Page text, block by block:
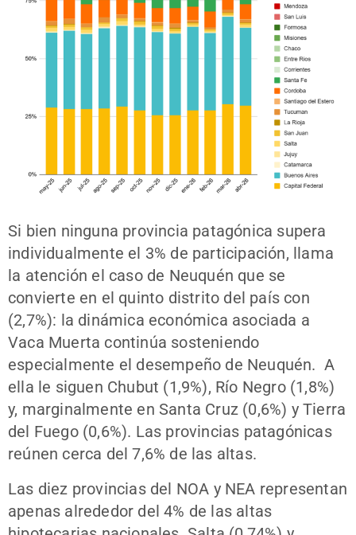
Si bien ninguna provincia patagónica supera
individualmente el 3% de participación, llama
la atención el caso de Neuquén que se
convierte en el quinto distrito del país con
(2,7%): la dinámica económica asociada a
Vaca Muerta continúa sosteniendo
especialmente el desempeño de Neuquén. A
ella le siguen Chubut (1,9%), Río Negro (1,8%)
y, marginalmente en Santa Cruz (0,6%) y Tierra
del Fuego (0,6%). Las provincias patagónicas
reúnen cerca del 7,6% de las altas.
Las diez provincias del NOA y NEA representan
apenas alrededor del 4% de las altas